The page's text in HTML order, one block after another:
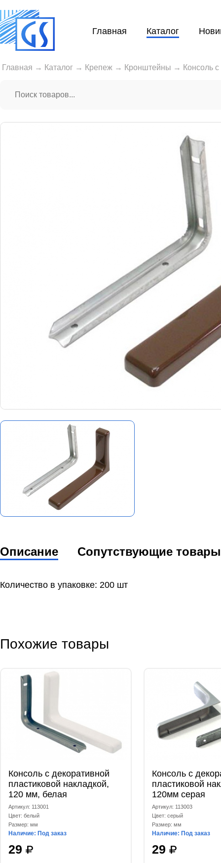
Главная Каталог
Главная → Каталог → Крепеж → Кронштейны → Консоль
Описание Сопутствующие товары
Количество в упаковке: 200 шт
Похожие товары
Консоль с декоративной
пластиковой накладкой,
120 мм, белая
Артикул: 113001
Цвет: белый
Размер: мм
Наличие: Под заказ
29
Консоль с
пластиковой
120мм серая
Артикул: 113003
Цвет: серый
Размер: мм
Наличие: Под заказ
29